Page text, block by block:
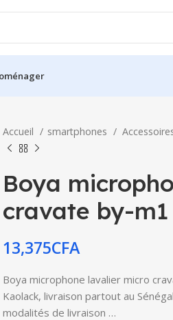
Accueil smartphones
Boya
cravate by-m1
13,375CFA
Boya microphone lavalier micro
Kaolack, livraison partout au
modalités de livraison …